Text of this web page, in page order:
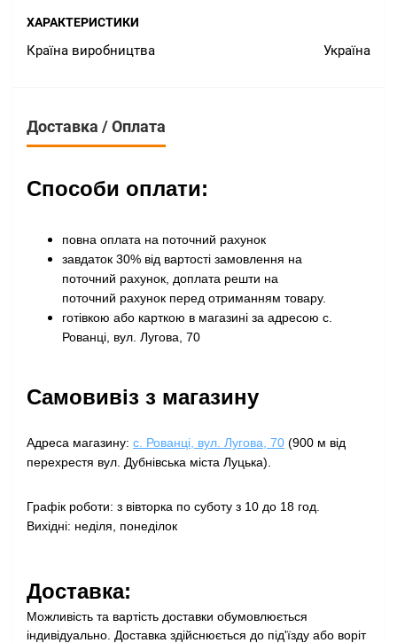
ХАРАКТЕРИСТИКИ
Країна виробництва Україна
Доставка / Оплата
Способи оплати:
повна оплата на поточний рахунок
завдаток 30% від вартості замовлення на
поточний рахунок, доплата решти на
поточний рахунок перед отриманням товару.
готівкою або карткою в магазині за адресою с.
Рованці, вул. Лугова, 70
Самовивіз з магазину
Адреса магазину: с. Рованці, вул. Лугова, 70 (900 м від
перехрестя вул. Дубнівська міста Луцька).
Графік роботи: з вівторка по суботу з 10 до 18 год.
Вихідні: неділя, понеділок
Доставка:
Можливість та вартість доставки обумовлюється
індивідуально. Доставка здійснюється до під'їзду або воріт